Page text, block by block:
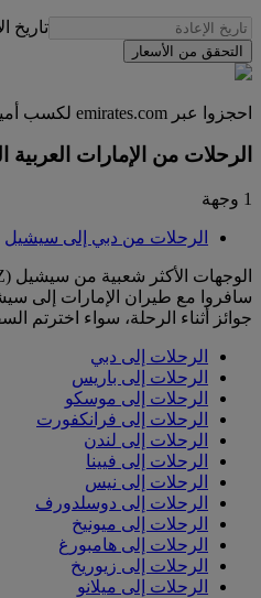
تاريخ
التحقق من الأسعار
احجزوا عبر emirates.com لكسب أميال سكاي واردز من خلال شريكنا كارترولر، الذي تعاونا معه للمقارنة بين أكثر من 1700 مورد عالمي وتقديم أسعار رائعة لأكثر من 50000 موقع في أكثر من 145 دولة.
الرحلات من الإمارات
1 وجهة
الرحلات من دبي إلى سيشيل
الوجهات الأكثر شعبية من سيشيل (SEZ)
جوائز أثناء الرحلة، سواء اخترتم
الرحلات إلى دبي
الرحلات إلى باريس
الرحلات إلى موسكو
الرحلات إلى فرانكفورت
الرحلات إلى لندن
الرحلات إلى فيينا
الرحلات إلى نيس
الرحلات إلى دوسلدورف
الرحلات إلى ميونيخ
الرحلات إلى هامبورغ
الرحلات إلى زيوريخ
الرحلات إلى ميلانو